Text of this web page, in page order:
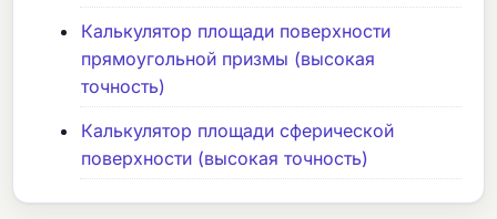
Калькулятор площади поверхности
прямоугольной призмы (высокая
точность)
Калькулятор площади сферической
поверхности (высокая точность)